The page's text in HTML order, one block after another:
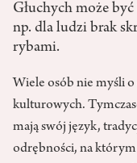
Głuchych może
np. dla ludzi brak
rybami.
Wiele osób nie myśli o
kulturowych.
mają swój język,
odrębności, na którym